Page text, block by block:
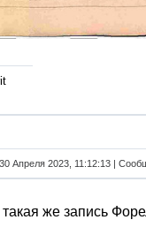
Апреля 2023, 11:12:13 |
же запись